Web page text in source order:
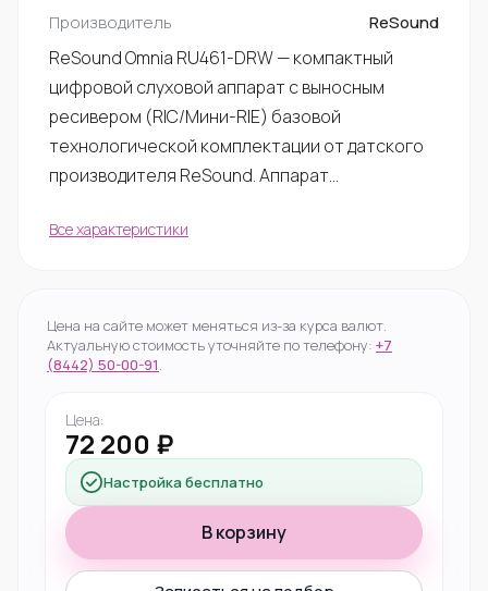
Производитель
ReSound
ReSound Omnia RU461-DRW — компактный
цифровой слуховой аппарат с выносным
ресивером (RIC/Мини-RIE) базовой
технологической комплектации от датского
производителя ReSound. Аппарат…
Все характеристики
Цена на сайте может меняться из-за курса валют.
Актуальную стоимость уточняйте по телефону: +7
(8442) 50-00-91.
Цена:
72 200 ₽
Настройка бесплатно
В корзину